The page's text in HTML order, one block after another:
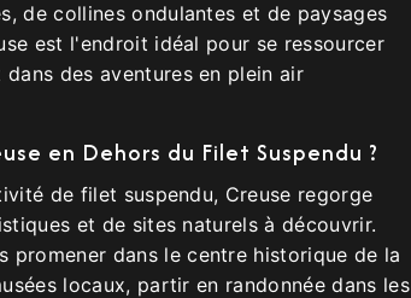
de collines ondulantes et de paysages
est l'endroit idéal pour se ressourcer
des aventures en plein air
en Dehors du Filet Suspendu ?
de filet suspendu, Creuse regorge
et de sites naturels à découvrir.
promener dans le centre historique de la
locaux, partir en randonnée dans les